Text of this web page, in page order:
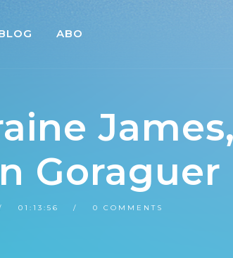
ABO
Goraguer
01:13:56 0 COMMENTS